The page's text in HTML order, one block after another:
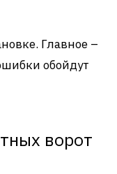
Главное –
обойдут
ворот